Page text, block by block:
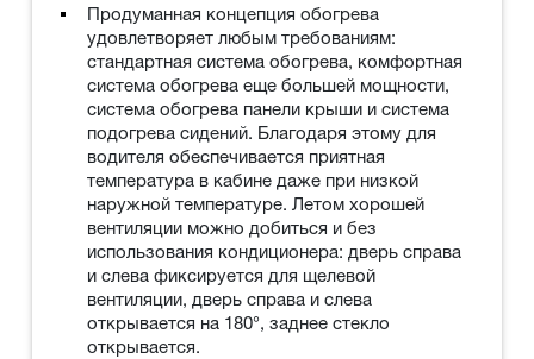
Продуманная концепция обогрева
удовлетворяет любым требованиям:
стандартная система обогрева, комфортная
система обогрева еще большей мощности,
система обогрева панели крыши и система
подогрева сидений. Благодаря этому для
водителя обеспечивается приятная
температура в кабине даже при низкой
наружной температуре. Летом хорошей
вентиляции можно добиться и без
использования кондиционера: дверь справа
и слева фиксируется для щелевой
вентиляции, дверь справа и слева
открывается на 180°, заднее стекло
открывается.